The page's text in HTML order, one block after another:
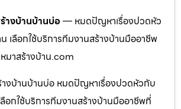
างบ้านบ้านบ่อ— หมดปัญหาเรื่องปวดหัว
เลือกใช้บริการทีมงานสร้างบ้านมืออาชีพ
หมาสร้างบ้าน.com
งบ้านบ้านบ่อ หมดปัญหาเรื่องปวดหัวกับ
อกใช้บริการทีมงานสร้างบ้านมืออาชีพที่